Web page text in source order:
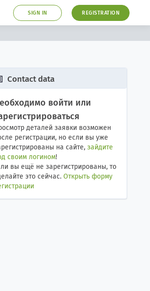
SIGN IN REGISTRATION
Contact data
войти или
деталей заявки возможен
регистрации, но если вы уже
на сайте, зайдите
своим логином!
вы ещё не зарегистрированы, то
это сейчас. Открыть форму